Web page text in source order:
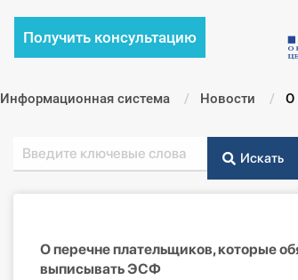
Получить консультацию
Информационная система Новости О
Искать
О перечне плательщиков, которые
выписывать ЭСФ